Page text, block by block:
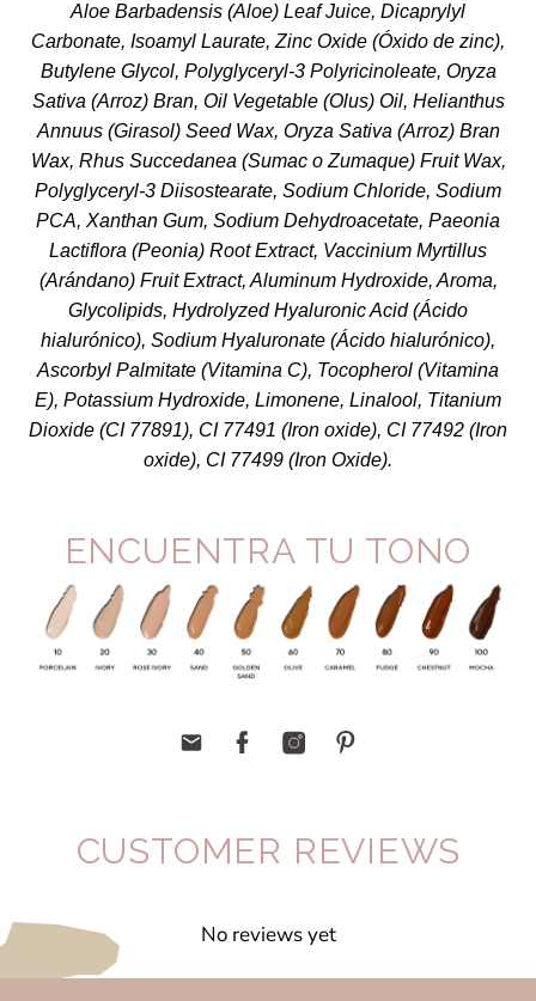
Aloe Barbadensis (Aloe) Leaf Juice, Dicaprylyl
Carbonate, Isoamyl Laurate, Zinc Oxide (Óxido de zinc),
Butylene Glycol, Polyglyceryl-3 Polyricinoleate, Oryza
Sativa (Arroz) Bran, Oil Vegetable (Olus) Oil, Helianthus
Annuus (Girasol) Seed Wax, Oryza Sativa (Arroz) Bran
Wax, Rhus Succedanea (Sumac o Zumaque) Fruit Wax,
Polyglyceryl-3 Diisostearate, Sodium Chloride, Sodium
PCA, Xanthan Gum, Sodium Dehydroacetate, Paeonia
Lactiflora (Peonia) Root Extract, Vaccinium Myrtillus
(Arándano) Fruit Extract, Aluminum Hydroxide, Aroma,
Glycolipids, Hydrolyzed Hyaluronic Acid (Ácido
hialurónico), Sodium Hyaluronate (Ácido hialurónico),
Ascorbyl Palmitate (Vitamina C), Tocopherol (Vitamina
E), Potassium Hydroxide, Limonene, Linalool, Titanium
Dioxide (CI 77891), CI 77491 (Iron oxide), CI 77492 (Iron
oxide), CI 77499 (Iron Oxide).
ENCUENTRA TU TONO
CUSTOMER REVIEWS
No reviews yet